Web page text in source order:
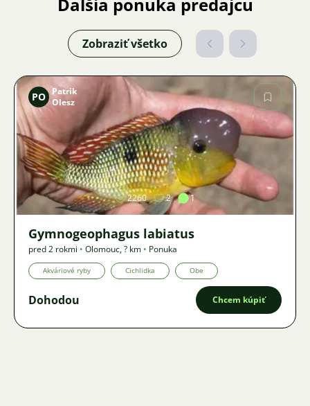
Zobraziť všetko
Obrázok
PO Patrik
Olesz
2260 2 1
Gymnogeophagus labiatus
pred 2 rokmi • Olomouc,? km • Ponuka
Akváriové ryby Cichlidka Obe
Dohodou Chcem kúpiť